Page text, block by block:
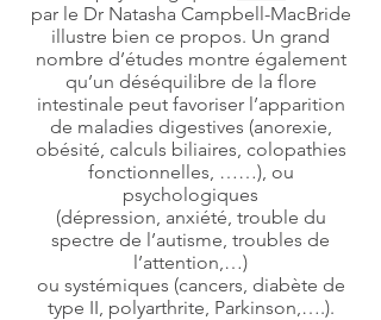
par le Dr Natasha Campbell-MacBride
illustre bien ce propos. Un grand
nombre d’études montre également
qu’un déséquilibre de la flore
intestinale peut favoriser l’apparition
de maladies digestives (anorexie,
obésité, calculs biliaires, colopathies
fonctionnelles, ……), ou
psychologiques
(dépression, anxiété, trouble du
spectre de l’autisme, troubles de
l’attention,…)
ou systémiques (cancers, diabète de
type II, polyarthrite, Parkinson,….).